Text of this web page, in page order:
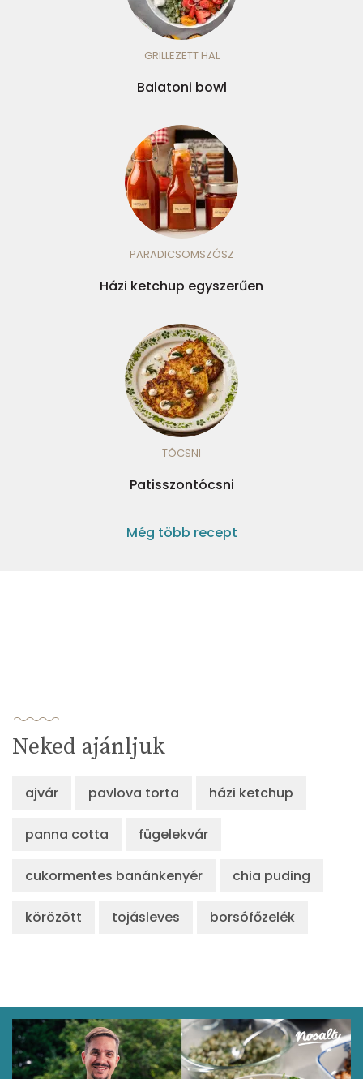
GRILLEZETT HAL
Balatoni bowl
PARADICSOMSZÓSZ
Házi ketchup egyszerűen
TÓCSNI
Patisszontócsni
Még több recept
Neked ajánljuk
ajvár pavlova torta házi ketchup
panna cotta fügelekvár
cukormentes banánkenyér chia puding
körözött tojásleves borsófőzelék